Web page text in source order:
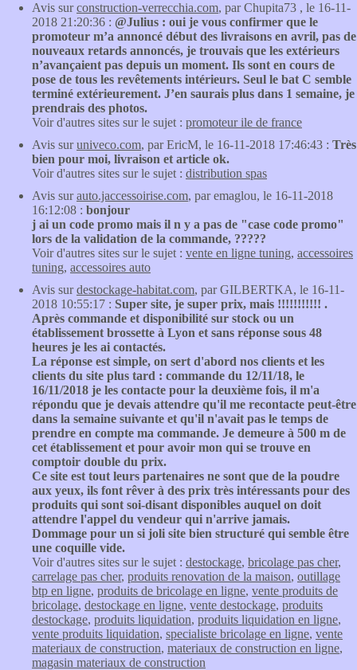
Avis surconstruction-verrecchia.com, par Chupita73 , le 16-11-
2018 21:20:36 : @Julius : oui je vous confirmer que le
promoteur m’a annoncé début des livraisons en avril, pas de
nouveaux retards annoncés, je trouvais que les extérieurs
n’avançaient pas depuis un moment. Ils sont en cours de
pose de tous les revêtements intérieurs. Seul le bat C semble
terminé extérieurement. J’en saurais plus dans 1 semaine, je
prendrais des photos.
Voir d'autres sites sur le sujet : promoteur ile de france
Avis suruniveco.com, par EricM, le 16-11-2018 17:46:43 : Très
bien pour moi, livraison et article ok.
Voir d'autres sites sur le sujet : distribution spas
Avis surauto.jaccessoirise.com, par emaglou, le 16-11-2018
16:12:08 : bonjour
j ai un code promo mais il n y a pas de "case code promo"
lors de la validation de la commande, ?????
Voir d'autres sites sur le sujet : vente en ligne tuning, accessoires
tuning, accessoires auto
Avis surdestockage-habitat.com, par GILBERTKA, le 16-11-
2018 10:55:17 : Super site, je super prix, mais !!!!!!!!!!! .
Après commande et disponibilité sur stock ou un
établissement brossette à Lyon et sans réponse sous 48
heures je les ai contactés.
La réponse est simple, on sert d'abord nos clients et les
clients du site plus tard : commande du 12/11/18, le
16/11/2018 je les contacte pour la deuxième fois, il m'a
répondu que je devais attendre qu'il me recontacte peut-être
dans la semaine suivante et qu'il n'avait pas le temps de
prendre en compte ma commande. Je demeure à 500 m de
cet établissement et pour avoir mon qui se trouve en
comptoir double du prix.
Ce site est tout leurs partenaires ne sont que de la poudre
aux yeux, ils font rêver à des prix très intéressants pour des
produits qui sont soi-disant disponibles auquel on doit
attendre l'appel du vendeur qui n'arrive jamais.
Dommage pour un si joli site bien structuré qui semble être
une coquille vide.
Voir d'autres sites sur le sujet : destockage, bricolage pas cher,
carrelage pas cher, produits renovation de la maison, outillage
btp en ligne, produits de bricolage en ligne, vente produits de
bricolage, destockage en ligne, vente destockage, produits
destockage, produits liquidation, produits liquidation en ligne,
vente produits liquidation, specialiste bricolage en ligne, vente
materiaux de construction, materiaux de construction en ligne,
magasin materiaux de construction